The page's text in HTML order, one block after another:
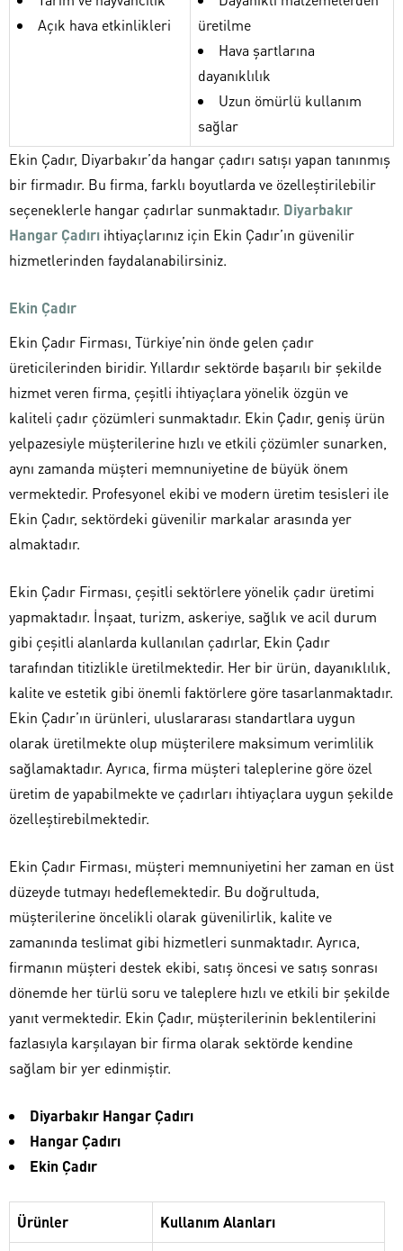
Açık hava etkinlikleri
üretilme
Hava şartlarına
dayanıklılık
Uzun ömürlü kullanım
sağlar
Ekin Çadır, Diyarbakır’da hangar çadırı satışı yapan tanınmış
bir firmadır. Bu firma, farklı boyutlarda ve özelleştirilebilir
seçeneklerle hangar çadırlar sunmaktadır. Diyarbakır
Hangar Çadırı ihtiyaçlarınız için Ekin Çadır’ın güvenilir
hizmetlerinden faydalanabilirsiniz.
Ekin Çadır
Ekin Çadır Firması, Türkiye’nin önde gelen çadır
üreticilerinden biridir. Yıllardır sektörde başarılı bir şekilde
hizmet veren firma, çeşitli ihtiyaçlara yönelik özgün ve
kaliteli çadır çözümleri sunmaktadır. Ekin Çadır, geniş ürün
yelpazesiyle müşterilerine hızlı ve etkili çözümler sunarken,
aynı zamanda müşteri memnuniyetine de büyük önem
vermektedir. Profesyonel ekibi ve modern üretim tesisleri ile
Ekin Çadır, sektördeki güvenilir markalar arasında yer
almaktadır.
Ekin Çadır Firması, çeşitli sektörlere yönelik çadır üretimi
yapmaktadır. İnşaat, turizm, askeriye, sağlık ve acil durum
gibi çeşitli alanlarda kullanılan çadırlar, Ekin Çadır
tarafından titizlikle üretilmektedir. Her bir ürün, dayanıklılık,
kalite ve estetik gibi önemli faktörlere göre tasarlanmaktadır.
Ekin Çadır’ın ürünleri, uluslararası standartlara uygun
olarak üretilmekte olup müşterilere maksimum verimlilik
sağlamaktadır. Ayrıca, firma müşteri taleplerine göre özel
üretim de yapabilmekte ve çadırları ihtiyaçlara uygun şekilde
özelleştirebilmektedir.
Ekin Çadır Firması, müşteri memnuniyetini her zaman en üst
düzeyde tutmayı hedeflemektedir. Bu doğrultuda,
müşterilerine öncelikli olarak güvenilirlik, kalite ve
zamanında teslimat gibi hizmetleri sunmaktadır. Ayrıca,
firmanın müşteri destek ekibi, satış öncesi ve satış sonrası
dönemde her türlü soru ve taleplere hızlı ve etkili bir şekilde
yanıt vermektedir. Ekin Çadır, müşterilerinin beklentilerini
fazlasıyla karşılayan bir firma olarak sektörde kendine
sağlam bir yer edinmiştir.
Diyarbakır Hangar Çadırı
Hangar Çadırı
Ekin Çadır
Ürünler Kullanım Alanları